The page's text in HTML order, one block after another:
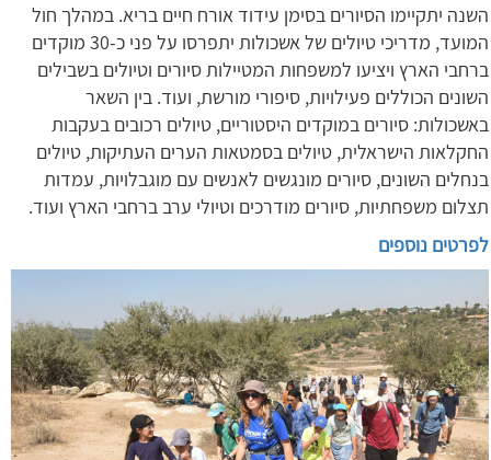
השנה יתקיימו הסיורים בסימן עידוד אורח חיים בריא. במהלך חול
המועד, מדריכי טיולים של אשכולות יתפרסו על פני כ-30 מוקדים
ברחבי הארץ ויציעו למשפחות המטיילות סיורים וטיולים בשבילים
השונים הכוללים פעילויות, סיפורי מורשת, ועוד. בין השאר
באשכולות: סיורים במוקדים היסטוריים, טיולים רכובים בעקבות
החקלאות הישראלית, טיולים בסמטאות הערים העתיקות, טיולים
בנחלים השונים, סיורים מונגשים לאנשים עם מוגבלויות, עמדות
תצלום משפחתיות, סיורים מודרכים וטיולי ערב ברחבי הארץ ועוד.
לפרטים נוספים